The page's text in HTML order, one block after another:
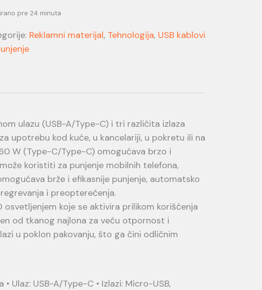
pre 24 minuta
Reklamni materijal, Tehnologija, USB kablovi
ulazu (USB-A/Type-C) i tri različita izlaza
upotrebu kod kuće, u kancelariji, u pokretu ili na
W (Type-C/Type-C) omogućava brzo i
koristiti za punjenje mobilnih telefona,
brže i efikasnije punjenje, automatsko
i preopterećenja.
koje se aktivira prilikom korišćenja
od tkanog najlona za veću otpornost i
u poklon pakovanju, što ga čini odličnim
Ulaz: USB-A/Type-C • Izlazi: Micro-USB,